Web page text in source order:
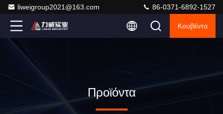
liweigroup2021@163.com 86-0371-6892-1527
Κουβέντα
Προϊόντα